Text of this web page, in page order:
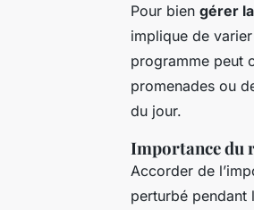
Pour bien gérer
implique de
programme peut
promenades ou
du jour.
Importance du
Accorder de
perturbé pendant